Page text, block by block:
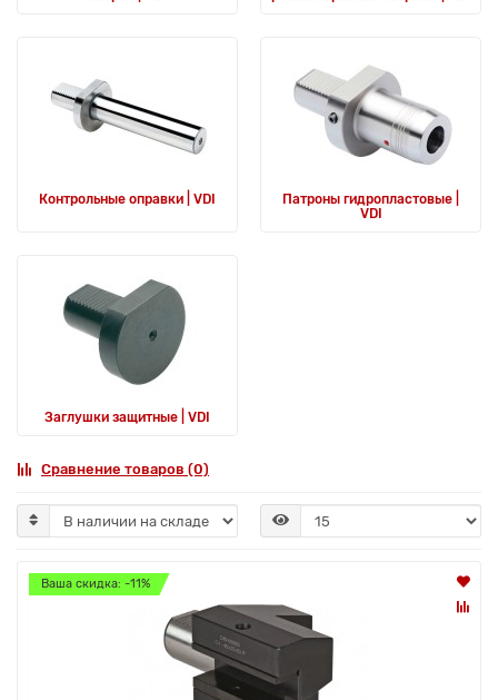
Контрольные оправки | VDI
Патроны гидропластовые |
VDI
Заглушки защитные | VDI
Сравнение товаров (0)
Ваша скидка: -11%